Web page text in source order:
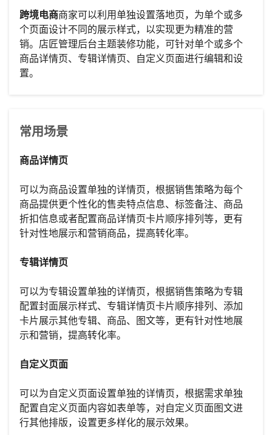
跨境电商商家可以利用单独设置落地页，为单个或多
个页面设计不同的展示样式，以实现更为精准的营
销。店匠管理后台主题装修功能，可针对单个或多个
商品详情页、专辑详情页、自定义页面进行编辑和设
置。
常用场景
商品详情页
可以为商品设置单独的详情页，根据销售策略为每个
商品提供更个性化的售卖特点信息、标签备注、商品
折扣信息或者配置商品详情页卡片顺序排列等，更有
针对性地展示和营销商品，提高转化率。
专辑详情页
可以为专辑设置单独的详情页，根据销售策略为专辑
配置封面展示样式、专辑详情页卡片顺序排列、添加
卡片展示其他专辑、商品、图文等，更有针对性地展
示和营销，提高转化率。
自定义页面
可以为自定义页面设置单独的详情页，根据需求单独
配置自定义页面内容如表单等，对自定义页面图文进
行其他排版，设置更多样化的展示效果。